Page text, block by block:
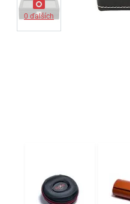
0 ďalších